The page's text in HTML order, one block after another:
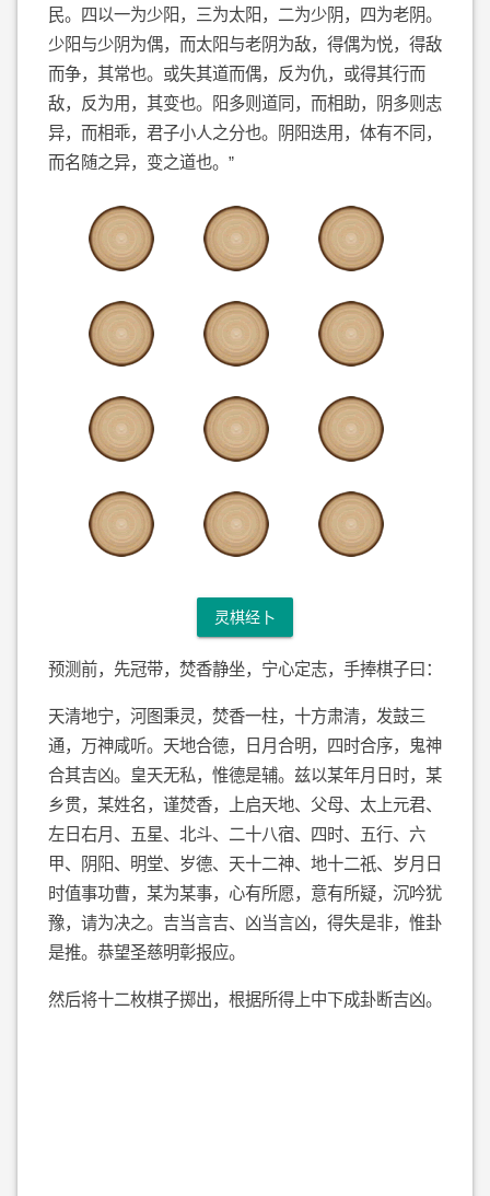
民。四以一为少阳，三为太阳，二为少阴，四为老阴。
少阳与少阴为偶，而太阳与老阴为敌，得偶为悦，得敌
而争，其常也。或失其道而偶，反为仇，或得其行而
敌，反为用，其变也。阳多则道同，而相助，阴多则志
异，而相乖，君子小人之分也。阴阳迭用，体有不同，
而名随之异，变之道也。”
灵棋经卜
预测前，先冠带，焚香静坐，宁心定志，手捧棋子曰：
天清地宁，河图秉灵，焚香一柱，十方肃清，发鼓三
通，万神咸听。天地合德，日月合明，四时合序，鬼神
合其吉凶。皇天无私，惟德是辅。兹以某年月日时，某
乡贯，某姓名，谨焚香，上启天地、父母、太上元君、
左日右月、五星、北斗、二十八宿、四时、五行、六
甲、阴阳、明堂、岁德、天十二神、地十二祇、岁月日
时值事功曹，某为某事，心有所愿，意有所疑，沉吟犹
豫，请为决之。吉当言吉、凶当言凶，得失是非，惟卦
是推。恭望圣慈明彰报应。
然后将十二枚棋子掷出，根据所得上中下成卦断吉凶。